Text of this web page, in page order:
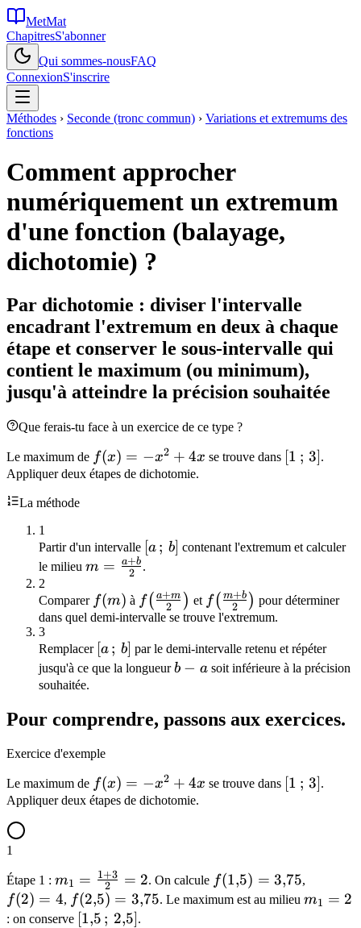
MetMat
ChapitresS'abonner
Qui sommes-nousFAQ
ConnexionS'inscrire
Méthodes › Seconde (tronc commun) › Variations et extremums des
fonctions
Comment approcher
numériquement un extremum
d'une fonction (balayage,
dichotomie) ?
Par dichotomie : diviser l'intervalle
encadrant l'extremum en deux à chaque
étape et conserver le sous-intervalle qui
contient le maximum (ou minimum),
jusqu'à atteindre la précision souhaitée
Que ferais-tu face à un exercice de ce type ?
Le maximum de f(x)
= -
f(x) = −x2 + 4x se trouve dans [1\,;\,3]
[1 ; 3].
Appliquer deux étapes de dichotomie.
La méthode
1
Partir d'un intervalle [a\,;\,b]
[a ; b] contenant l'extremum et calculer
le milieu m =
{2}
m = 2
a+b .
2
Comparer f(m)
f(m) à f\!\left(\frac{a+m}
{2}\right)
f ( 2
a+m ) et f\!\left(\frac{m+b}
{2}\right)
f( 2
m+b ) pour déterminer
dans quel demi-intervalle se trouve l'extremum.
3
Remplacer [a\,;\,b]
[a ; b] par le demi-intervalle retenu et répéter
jusqu'à ce que la longueurb
b − asoit inférieure à la précision
souhaitée.
Pour comprendre, passons aux exercices.
Exercice d'exemple
Le maximum de f(x)
= -
f(x) = −x2 + 4x se trouve dans [1\,;\,3]
[1 ; 3].
Appliquer deux étapes de dichotomie.
1
Étape 1 : m_1 =
\frac{1+3}
{2} = 2
m1 = 2
1+3 = 2. On calcule f(1{,}5)
=
f(1,5) = 3,75,
= 4
f(2) = 4, f(2{,}5)
=
f(2,5) = 3,75. Le maximum est au milieu m_1
m1 = 2
: on conserve [1{,}5\,;\,2{,}5]
[1,5 ; 2,5].